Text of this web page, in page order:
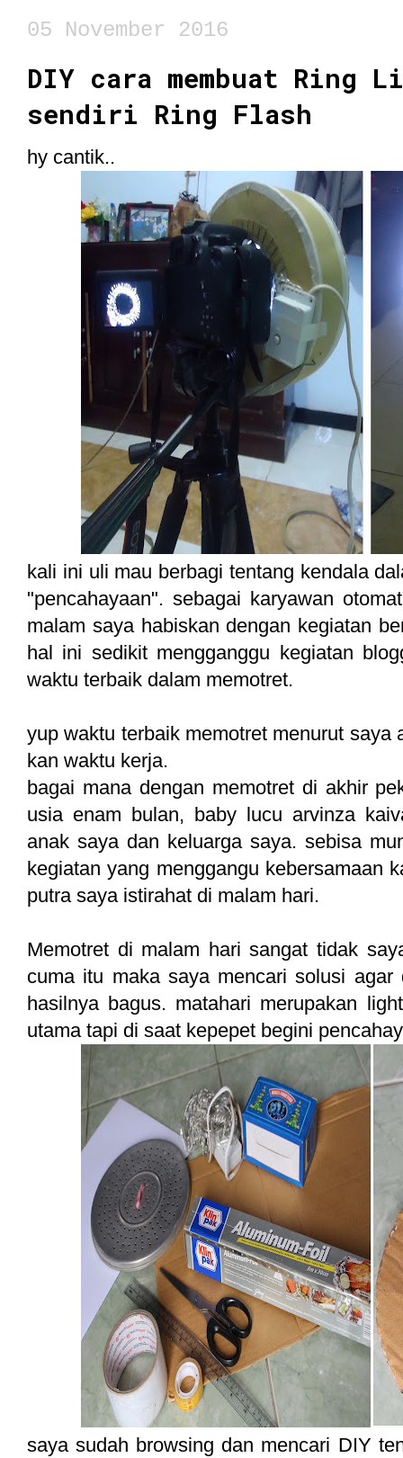
05 November 2016
DIY cara membuat Ring
sendiri Ring Flash
hy cantik..
kali ini uli mau berbagi tentang kendala
"pencahayaan". sebagai karyawan
malam saya habiskan dengan kegiatan
hal ini sedikit mengganggu kegiatan
waktu terbaik dalam memotret.
yup waktu terbaik memotret menurut saya
kan waktu kerja.
bagai mana dengan memotret di akhir
usia enam bulan, baby lucu arvinza
anak saya dan keluarga saya. sebisa
kegiatan yang menggangu kebersamaan
putra saya istirahat di malam hari.
Memotret di malam hari sangat tidak
cuma itu maka saya mencari solusi
hasilnya bagus. matahari merupakan
utama tapi di saat kepepet begini
saya sudah browsing dan mencari DIY